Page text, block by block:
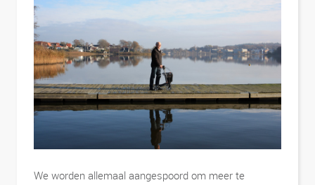
We worden allemaal aangespoord om meer te